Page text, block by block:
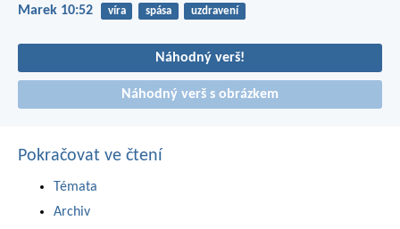
Marek 10:52 víra spása uzdravení
Náhodný verš!
Náhodný verš s obrázkem
Pokračovat ve čtení
Témata
Archiv